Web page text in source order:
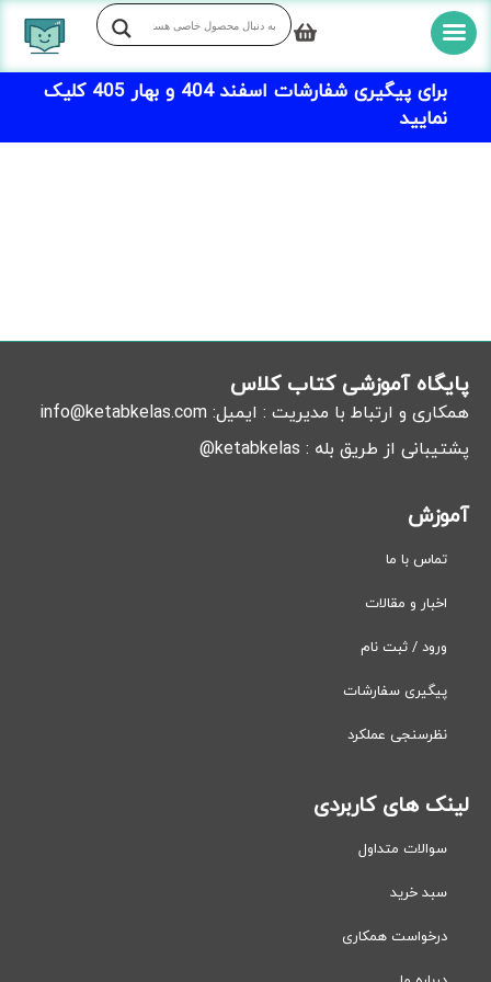
برای پیگیری شفارشات اسفند 404 و بهار 405 کلیک
نمایید
پایگاه آموزشی کتاب کلاس
همکاری و ارتباط با مدیریت : ایمیل: info@ketabkelas.com
پشتیبانی از طریق بله : ketabkelas@
آموزش
تماس با ما
اخبار و مقالات
ورود / ثبت نام
پیگیری سفارشات
نظرسنجی عملکرد
لینک های کاربردی
سوالات متداول
سبد خرید
درخواست همکاری